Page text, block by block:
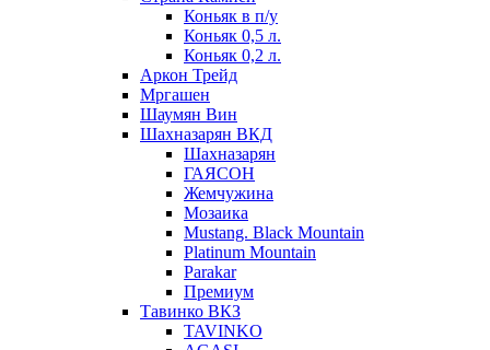
Коньяк в п/у
Коньяк 0,5 л.
Коньяк 0,2 л.
Аркон Трейд
Мргашен
Шаумян Вин
Шахназарян ВКД
Шахназарян
ГАЯСОН
Жемчужина
Мозаика
Mustang. Black Mountain
Platinum Mountain
Parakar
Премиум
Тавинко ВКЗ
TAVINKO